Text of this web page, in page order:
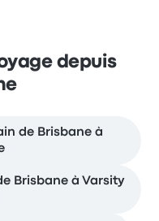
depuis
de Brisbane à
Brisbane à Varsity